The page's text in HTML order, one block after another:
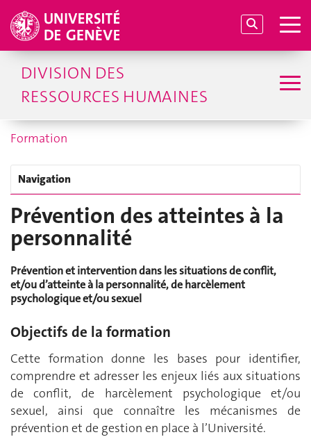
DIVISION DES
RESSOURCES HUMAINES
Formation
Navigation
Prévention des atteintes à la
personnalité
Prévention et intervention dans les situations de conflit,
et/ou d’atteinte à la personnalité, de harcèlement
psychologique et/ou sexuel
Objectifs de la formation
Cette formation donne les bases pour identifier,
comprendre et adresser les enjeux liés aux situations
de conflit, de harcèlement psychologique et/ou
sexuel, ainsi que connaître les mécanismes de
prévention et de gestion en place à l’Université.